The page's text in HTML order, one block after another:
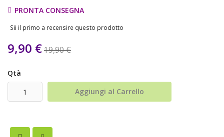
PRONTA CONSEGNA
Sii il primo a recensire questo prodotto
9,90 €19,90 €
Qtà
Aggiungi al Carrello